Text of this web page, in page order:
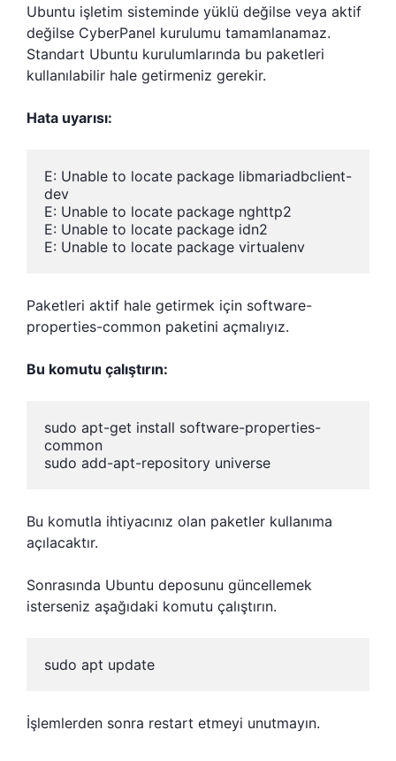
Ubuntu işletim sisteminde yüklü değilse veya aktif
değilse CyberPanel kurulumu tamamlanamaz.
Standart Ubuntu kurulumlarında bu paketleri
kullanılabilir hale getirmeniz gerekir.
Hata uyarısı:
E: Unable to locate package libmariadbclient-
dev
E: Unable to locate package nghttp2
E: Unable to locate package idn2
E: Unable to locate package virtualenv
Paketleri aktif hale getirmek için software-
properties-common paketini açmalıyız.
Bu komutu çalıştırın:
sudo apt-get install software-properties-
common
sudo add-apt-repository universe
Bu komutla ihtiyacınız olan paketler kullanıma
açılacaktır.
Sonrasında Ubuntu deposunu güncellemek
isterseniz aşağıdaki komutu çalıştırın.
sudo apt update
İşlemlerden sonra restart etmeyi unutmayın.